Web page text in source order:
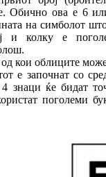
Обично ова е 6
на симболот
и колку е
кои облиците
е започнат со
знаци ќе бидат
поголеми